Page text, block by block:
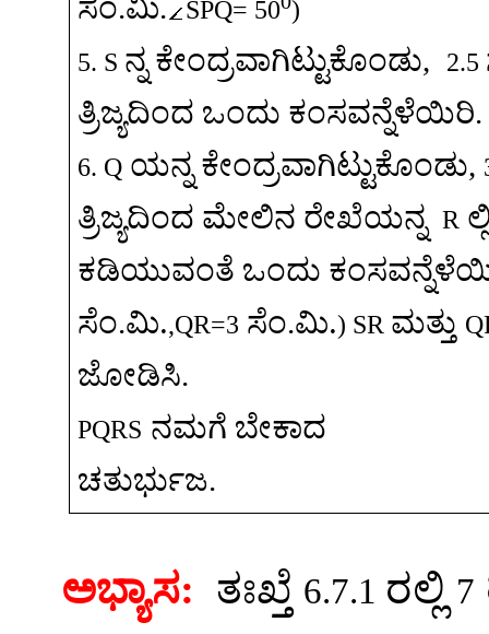
ಸೆಂ.ಮಿ. SPQ= 50 )
5. S ನ್ನ ಕೇಂದ್ರವಾಗಿಟ್ಟುಕೊಂಡು, 2.5
ತ್ರಿಜ್ಯದಿಂದ ಒಂದು ಕಂಸವನ್ನೆಳೆಯಿರಿ.
6. Q ಯನ್ನ ಕೇಂದ್ರವಾಗಿಟ್ಟುಕೊಂಡು,
ತ್ರಿಜ್ಯದಿಂದ ಮೇಲಿನ ರೇಖೆಯನ್ನ R
ಕಡಿಯುವಂತೆ ಒಂದು
ಸೆಂ.ಮಿ.,QR=3 ಸೆಂ.ಮಿ.) SR ಮತ್ತು
ಜೋಡಿಸಿ.
PQRS ನಮಗೆ ಬೇಕಾದ
ಚತುರ್ಭುಜ.
ಅಭ್ಯಾಸ: ತಃಖ್ತೆ 6.7.1 ರಲ್ಲಿ 7